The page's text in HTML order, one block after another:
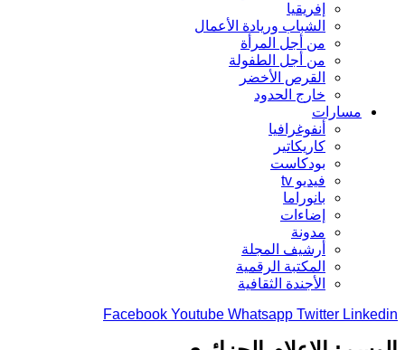
إفريقيا
الشباب وريادة الأعمال
من أجل المرأة
من أجل الطفولة
القرص الأخضر
خارج الحدود
مسارات
أنفوغرافيا
كاريكاتير
بودكاست
فيديو tv
بانوراما
إضاءات
مدونة
أرشيف المجلة
المكتبة الرقمية
الأجندة الثقافية
Facebook Youtube Whatsapp Twitter Linkedin